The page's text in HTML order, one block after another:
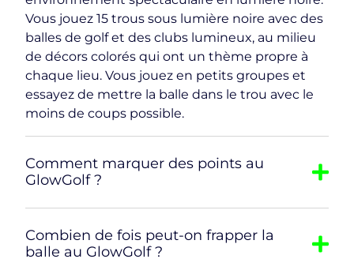
Vous jouez 15 trous sous lumière noire avec des
balles de golf et des clubs lumineux, au milieu
de décors colorés qui ont un thème propre à
chaque lieu. Vous jouez en petits groupes et
essayez de mettre la balle dans le trou avec le
moins de coups possible.
Comment marquer des points au
GlowGolf ?
Combien de fois peut-on frapper la
balle au GlowGolf ?